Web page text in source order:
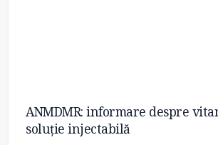
ANMDMR: informare despre
soluție injectabilă